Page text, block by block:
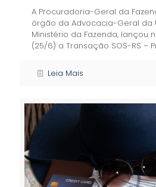
A Procuradoria-Geral da
órgão da Advocacia-Geral da
Ministério da Fazenda, lançou
(25/6) a Transação SOS-RS –
Leia Mais